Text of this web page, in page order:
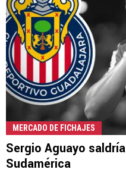
MERCADO DE FICHAJES
Sergio Aguayo
Sudamérica